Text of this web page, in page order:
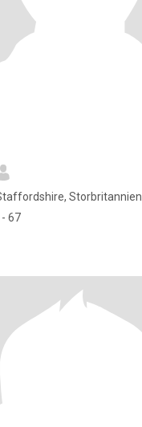
Storbritannien
- 67